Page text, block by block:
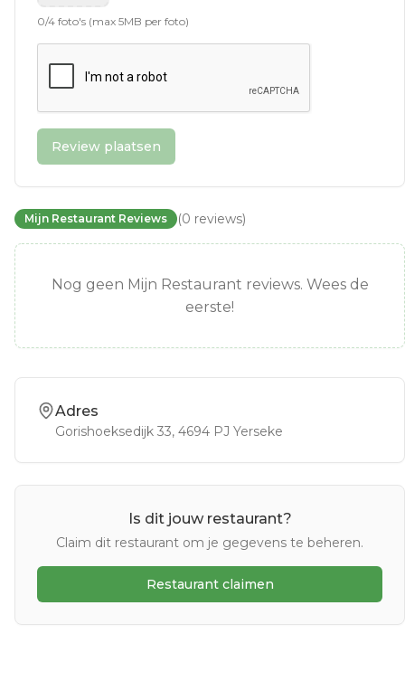
0/4 foto's (max 5MB per foto)
Review plaatsen
Mijn Restaurant Reviews (0 reviews)
Nog geen Mijn Restaurant reviews. Wees de
eerste!
Adres
Gorishoeksedijk 33, 4694 PJ Yerseke
Is dit jouw restaurant?
Claim dit restaurant om je gegevens te beheren.
Restaurant claimen